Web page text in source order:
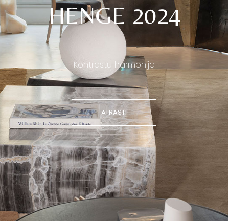
HENGE 2024
Kontrastų harmonija
ATRASTI